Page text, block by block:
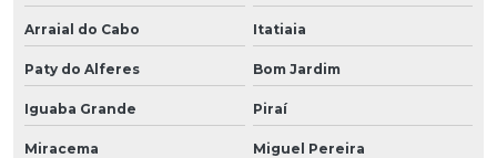
Arraial do Cabo Itatiaia
Paty do Alferes Bom Jardim
Iguaba Grande Piraí
Miracema Miguel Pereira